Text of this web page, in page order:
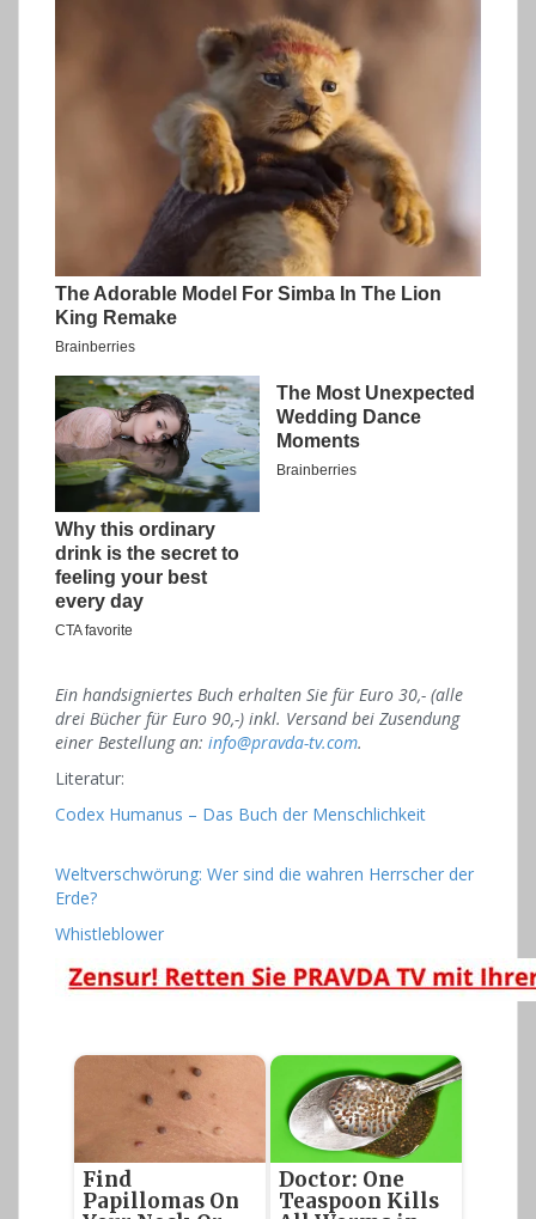
Ein handsigniertes Buch erhalten Sie für Euro 30,- (alle
drei Bücher für Euro 90,-) inkl. Versand bei Zusendung
einer Bestellung an: info@pravda-tv.com.
Literatur:
Codex Humanus – Das Buch der Menschlichkeit
Weltverschwörung: Wer sind die wahren Herrscher der
Erde?
Whistleblower
Find
Papillomas On
Doctor: One
Teaspoon Kills